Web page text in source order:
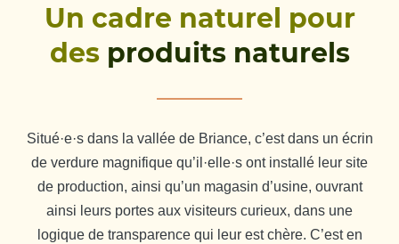
Un cadre naturel pour
des produits naturels
Situé·e·s dans la vallée de Briance, c’est dans un écrin
de verdure magnifique qu’il·elle·s ont installé leur site
de production, ainsi qu’un magasin d’usine, ouvrant
ainsi leurs portes aux visiteurs curieux, dans une
logique de transparence qui leur est chère. C’est en